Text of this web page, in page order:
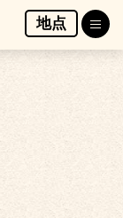
地点